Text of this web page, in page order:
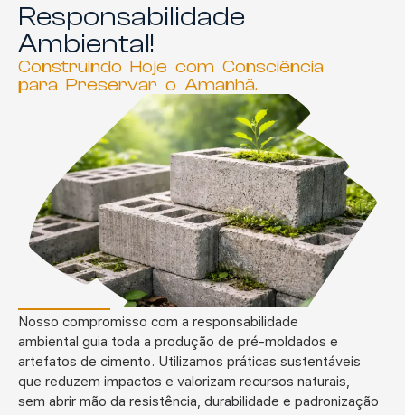
Responsabilidade
Ambiental!
Construindo Hoje com Consciência
para Preservar o Amanhã.
Nosso compromisso com a responsabilidade
ambiental guia toda a produção de pré-moldados e
artefatos de cimento. Utilizamos práticas sustentáveis
que reduzem impactos e valorizam recursos naturais,
sem abrir mão da resistência, durabilidade e padronização